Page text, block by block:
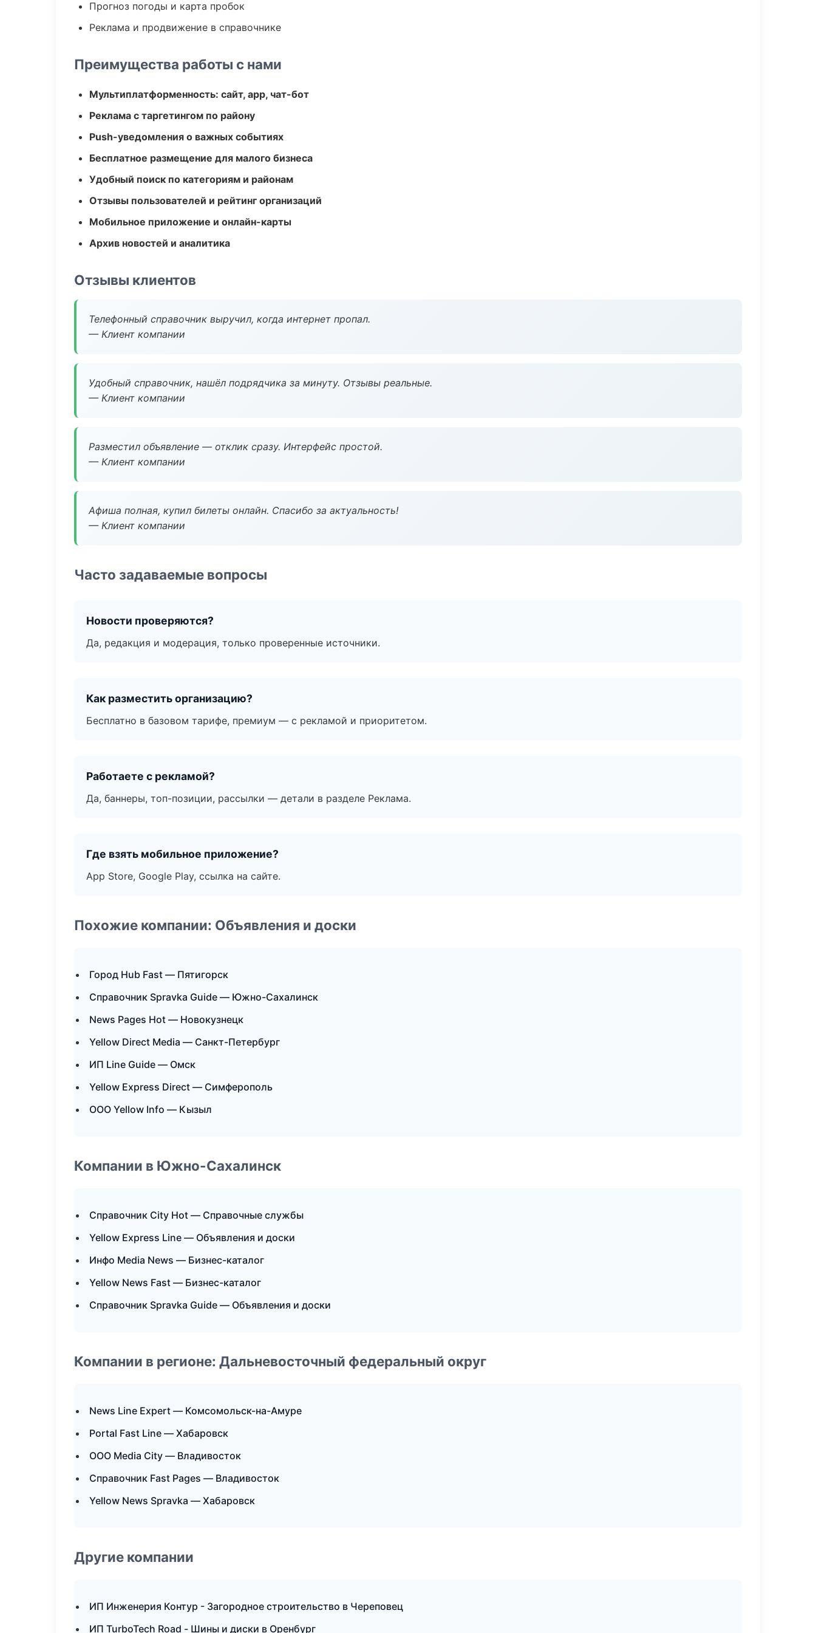
Прогноз погоды и карта пробок
Реклама и продвижение в справочнике
Преимущества работы с нами
Мультиплатформенность: сайт, app, чат-бот
Реклама с таргетингом по району
Push-уведомления о важных событиях
Бесплатное размещение для малого бизнеса
Удобный поиск по категориям и районам
Отзывы пользователей и рейтинг организаций
Мобильное приложение и онлайн-карты
Архив новостей и аналитика
Отзывы клиентов
Телефонный справочник выручил, когда интернет пропал.
— Клиент компании
Удобный справочник, нашёл подрядчика за минуту. Отзывы реальные.
— Клиент компании
Разместил объявление — отклик сразу. Интерфейс простой.
— Клиент компании
Афиша полная, купил билеты онлайн. Спасибо за актуальность!
— Клиент компании
Часто задаваемые вопросы
Новости проверяются?
Да, редакция и модерация, только проверенные источники.
Как разместить организацию?
Бесплатно в базовом тарифе, премиум — с рекламой и приоритетом.
Работаете с рекламой?
Да, баннеры, топ-позиции, рассылки — детали в разделе Реклама.
Где взять мобильное приложение?
App Store, Google Play, ссылка на сайте.
Похожие компании: Объявления и доски
Город Hub Fast — Пятигорск
Справочник Spravka Guide — Южно-Сахалинск
News Pages Hot — Новокузнецк
Yellow Direct Media — Санкт-Петербург
ИП Line Guide — Омск
Yellow Express Direct — Симферополь
ООО Yellow Info — Кызыл
Компании в Южно-Сахалинск
Справочник City Hot — Справочные службы
Yellow Express Line — Объявления и доски
Инфо Media News — Бизнес-каталог
Yellow News Fast — Бизнес-каталог
Справочник Spravka Guide — Объявления и доски
Компании в регионе: Дальневосточный федеральный округ
News Line Expert — Комсомольск-на-Амуре
Portal Fast Line — Хабаровск
ООО Media City — Владивосток
Справочник Fast Pages — Владивосток
Yellow News Spravka — Хабаровск
Другие компании
ИП Инженерия Контур - Загородное строительство в Череповец
ИП TurboTech Road - Шины и диски в Оренбург